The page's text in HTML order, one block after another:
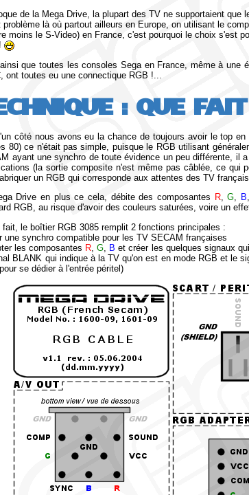
de la Mega Drive, la plupart des TV ne supportaient
problème là où partout ailleurs en Europe, on utilisant le
moins le S-Video) en France, c'est pourquoi le choix s'est
!
que toutes les consoles Sega en France, même à une
ont toutes eu une connectique RGB !...
: QUE
côté nous avons eu la chance de toujours avoir le top
80) ce n'était pas simple, puisque le RGB utilisant
ayant une synchro de toute évidence un peu différente, il
(la sortie composite n'est même pas câblée, ce qui
un RGB qui corresponde aux attentes des TV
Drive en plus ce cela, débite des composantes R,G, B
RGB, au risque d'avoir des couleurs saturées, voire un
fait, le boîtier RGB 3085 remplit 2 fonctions principales :
une synchro compatible pour les TV SECAM françaises
les composantes R ,G B et créer les quelques signaux
BLANK qui indique à la TV qu'on est en mode RGB et le
se dédier à l'entrée péritel)